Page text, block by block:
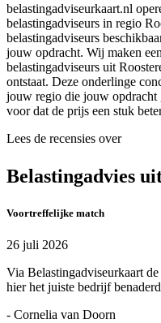
belastingadviseurkaart.nl
belastingadviseurs in regio
belastingadviseurs
jouw opdracht. Wij maken
belastingadviseurs uit
ontstaat. Deze onderlinge
jouw regio die jouw opdracht
voor dat de prijs een stuk
Lees de recensies over
Belastingadvies
Voortreffelijke match
26 juli 2026
Via Belastingadviseurkaart
hier het juiste bedrijf
- Cornelia van Doorn